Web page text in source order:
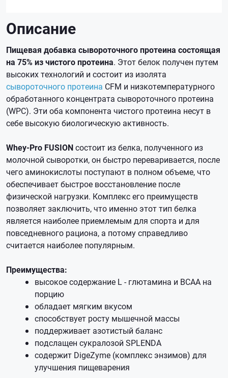
Описание
Пищевая добавка сывороточного протеина состоящая
на 75% из чистого протеина. Этот белок получен путем
высоких технологий и состоит из изолята
сывороточного протеина CFM и низкотемпературного
обработанного концентрата сывороточного протеина
(WPC). Эти оба компонента чистого протеина несут в
себе высокую биологическую активность.
Whey-Pro FUSIONсостоит из белка, полученного из
молочной сыворотки, он быстро переваривается, после
чего аминокислоты поступают в полном объеме, что
обеспечивает быстрое восстановление после
физической нагрузки. Комплекс его преимуществ
позволяет заключить, что именно этот тип белка
является наиболее приемлемым для спорта и для
повседневного рациона, а потому справедливо
считается наиболее популярным.
Преимущества:
высокое содержание L - глютамина и ВСАА на
порцию
обладает мягким вкусом
способствует росту мышечной массы
поддерживает азотистый баланс
подслащен сукралозой SPLENDA
содержит DigeZyme (комплекс энзимов) для
улучшения пищеварения